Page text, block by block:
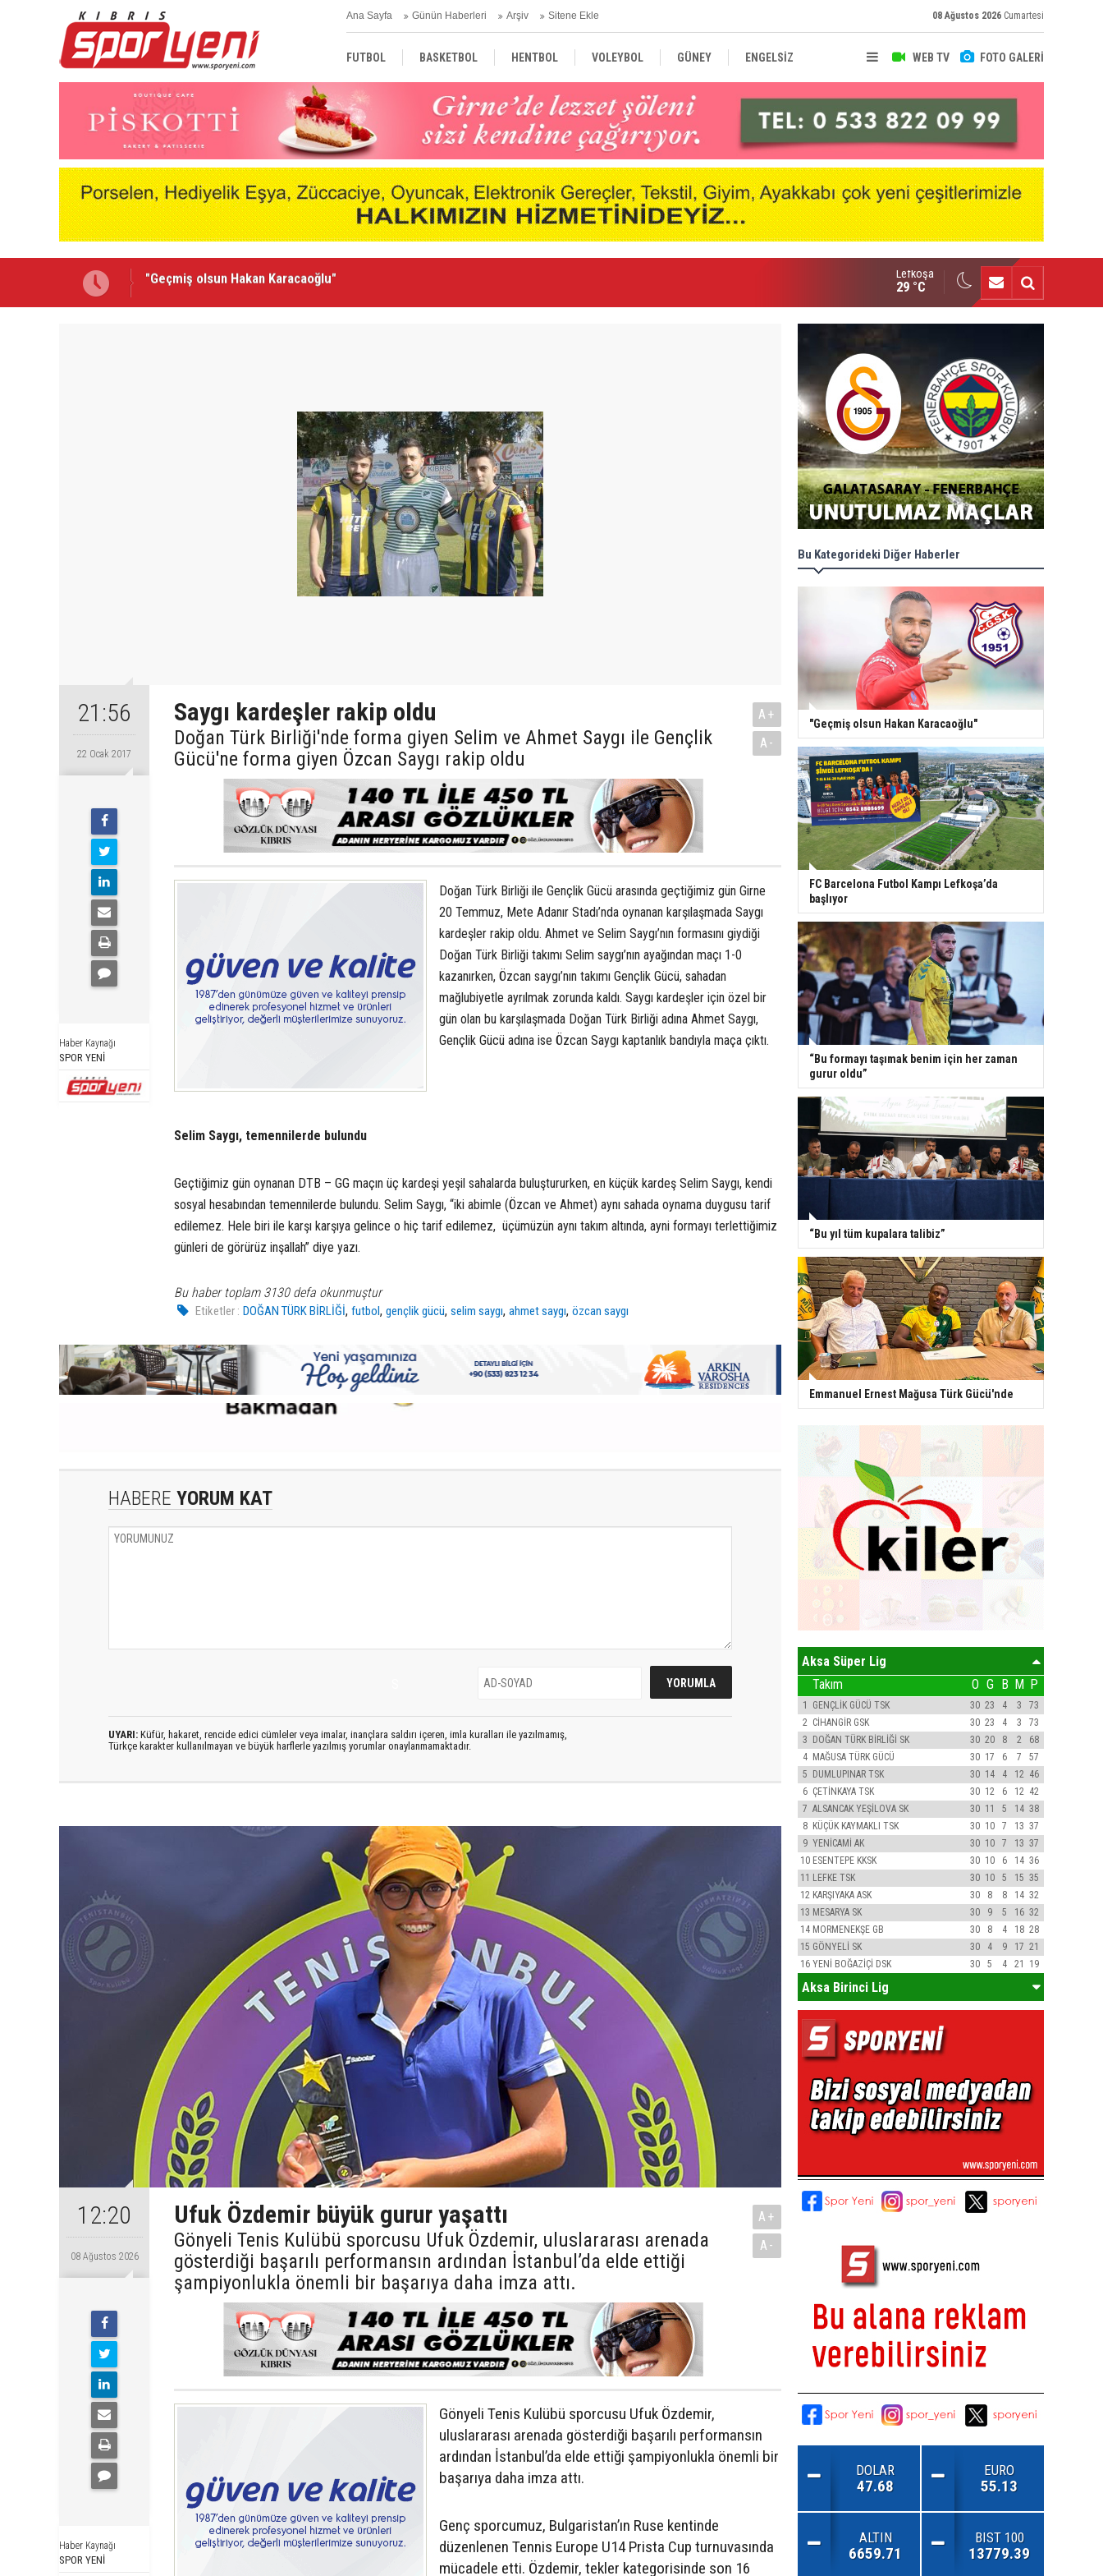
Ana Sayfa Günün Haberleri Arşiv Sitene Ekle 08 Ağustos 2026 Cumartesi
WEB TV FOTO GALERİ
FUTBOL BASKETBOL HENTBOL VOLEYBOL GÜNEY ENGELSİZ
TÜRKİYE AVRUPA DÜNYA
Lionel Messi'nin acı günü Arsenal, Bruno Guimaraes transferini duyurdu
Lefkoşa
29 °C
21:56
22 Ocak 2017
Haber Kaynağı
SPOR YENİ
Saygı kardeşler rakip oldu
Doğan Türk Birliği'nde forma giyen Selim ve Ahmet Saygı ile Gençlik
Gücü'ne forma giyen Özcan Saygı rakip oldu
A+
A-
Doğan Türk Birliği ile Gençlik Gücü arasında geçtiğimiz gün Girne
20 Temmuz, Mete Adanır Stadı’nda oynanan karşılaşmada Saygı
kardeşler rakip oldu. Ahmet ve Selim Saygı’nın formasını giydiği
Doğan Türk Birliği takımı Selim saygı’nın ayağından maçı 1-0
kazanırken, Özcan saygı’nın takımı Gençlik Gücü, sahadan
mağlubiyetle ayrılmak zorunda kaldı. Saygı kardeşler için özel bir
gün olan bu karşılaşmada Doğan Türk Birliği adına Ahmet Saygı,
Gençlik Gücü adına ise Özcan Saygı kaptanlık bandıyla maça çıktı.
Selim Saygı, temennilerde bulundu
Geçtiğimiz gün oynanan DTB – GG maçın üç kardeşi yeşil sahalarda buluştururken, en küçük kardeş Selim Saygı, kendi
sosyal hesabından temennilerde bulundu. Selim Saygı, “iki abimle (Özcan ve Ahmet) aynı sahada oynama duygusu tarif
edilemez. Hele biri ile karşı karşıya gelince o hiç tarif edilemez, üçümüzün aynı takım altında, ayni formayı terlettiğimiz
günleri de görürüz inşallah” diye yazı.
Bu haber toplam 3130 defa okunmuştur
Etiketler : DOĞAN TÜRK BİRLİĞİ,futbol,gençlik gücü,selim saygı,ahmet saygı,özcan saygı
HABERE YORUM KAT
UYARI: Küfür, hakaret, rencide edici cümleler veya imalar, inançlara saldırı içeren, imla kuralları ile yazılmamış,
Türkçe karakter kullanılmayan ve büyük harflerle yazılmış yorumlar onaylanmamaktadır.
12:20
08 Ağustos 2026
Haber Kaynağı
SPOR YENİ
Ufuk Özdemir büyük gurur yaşattı
Gönyeli Tenis Kulübü sporcusu Ufuk Özdemir, uluslararası arenada
gösterdiği başarılı performansın ardından İstanbul’da elde ettiği
şampiyonlukla önemli bir başarıya daha imza attı.
A+
A-
Gönyeli Tenis Kulübü sporcusu Ufuk Özdemir,
uluslararası arenada gösterdiği başarılı performansın
ardından İstanbul’da elde ettiği şampiyonlukla önemli bir
başarıya daha imza attı.
Genç sporcumuz, Bulgaristan’ın Ruse kentinde
düzenlenen Tennis Europe U14 Prista Cup turnuvasında
mücadele etti. Özdemir, tekler kategorisinde son 16
Bu Kategorideki Diğer Haberler
"Geçmiş olsun Hakan Karacaoğlu"
FC Barcelona Futbol Kampı Lefkoşa’da
başlıyor
“Bu formayı taşımak benim için her zaman
gurur oldu”
“Bu yıl tüm kupalara talibiz”
Emmanuel Ernest Mağusa Türk Gücü'nde
Aksa Süper Lig
Takım O G B M P
1 GENÇLİK GÜCÜ TSK 30 23 4 3
73
2 CİHANGİR GSK 30 23 4 3
73
3 DOĞAN TÜRK BİRLİĞİ SK 30 20 8 2
68
4 MAĞUSA TÜRK GÜCÜ 30 17 6 7
57
5 DUMLUPINAR TSK 30 14 4 12 46
6 ÇETİNKAYA TSK 30 12 6 12 42
7 ALSANCAK YEŞİLOVA SK 30 11 5 14 38
8 KÜÇÜK KAYMAKLI TSK 30 10 7 13 37
9 YENİCAMİ AK 30 10 7 13 37
10 ESENTEPE KKSK 30 10 6 14 36
11 LEFKE TSK 30 10 5 15 35
12 KARŞIYAKA ASK 30 8 8 14 32
13 MESARYA SK 30 9 5 16 32
14 MORMENEKŞE GB 30 8 4 18 28
15 GÖNYELİ SK 30 4 9 17 21
16 YENİ BOĞAZİÇİ DSK 30 5 4 21 19
Aksa Birinci Lig
DOLAR
47.68
EURO
55.13
ALTIN
6659.71
BIST 100
13779.39